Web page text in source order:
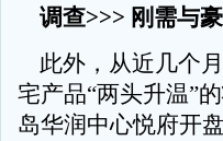
调查>>> 刚需与
此外，从近几个
宅产品“两头升温”
岛华润中心悦府开